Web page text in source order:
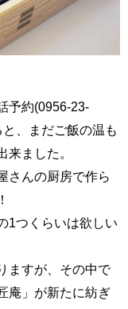
予約(0956-23-
、まだご飯の温も
来ました。
さんの厨房で作ら
1つくらいは欲しい
ますが、その中で
庵」が新たに紡ぎ